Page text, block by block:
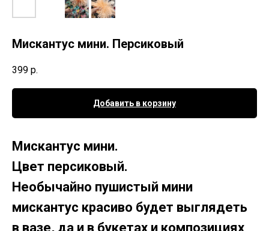
Мискантус мини. Персиковый
399 р.
Добавить в корзину
Мискантус мини.
Цвет персиковый.
Необычайно пушистый мини
мискантус красиво будет выглядеть
в вазе, да и в букетах и композициях